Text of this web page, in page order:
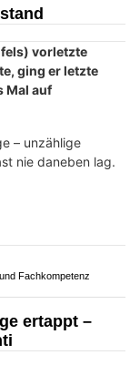
vorletzte
ging er letzte
Mal auf
– unzählige
nie daneben lag.
Fachkompetenz
ertappt –